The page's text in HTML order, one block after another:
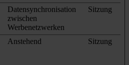
Datensynchronisation
zwischen
Werbenetzwerken
Sitzung
Anstehend Sitzung